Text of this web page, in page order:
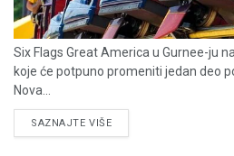
Six Flags Great America u Gurnee-ju
koje će potpuno promeniti jedan deo
Nova...
SAZNAJTE VIŠEDETAILS